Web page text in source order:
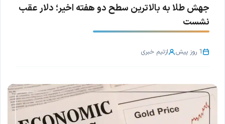
جهش طلا به بالاترین سطح دو هفته اخیر؛ دلار عقب
نشست
1 روز پیش ازتیم خبری